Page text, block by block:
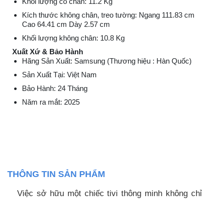
Kích thước không chân, treo tường: Ngang 111.83 cm
Cao 64.41 cm Dày 2.57 cm
Khối lượng không chân: 10.8 Kg
Xuất Xứ & Bảo Hành
Hãng Sản Xuất: Samsung (Thương hiệu : Hàn Quốc)
Sản Xuất Tại: Việt Nam
Bảo Hành: 24 Tháng
Năm ra mắt: 2025
THÔNG TIN SẢN PHẨM
Việc sở hữu một chiếc tivi thông minh không chỉ